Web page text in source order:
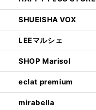
SHUEISHA VOX
LEEマルシェ
SHOP Marisol
eclat premium
mirabella